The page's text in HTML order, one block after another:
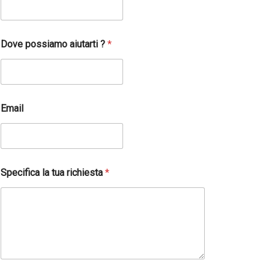
i
u
a
t
i
*
i
h
Dove possiamo aiutarti ?*
Email
Specifica la tua richiesta*